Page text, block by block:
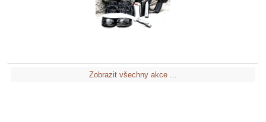
Zobrazit všechny akce ...